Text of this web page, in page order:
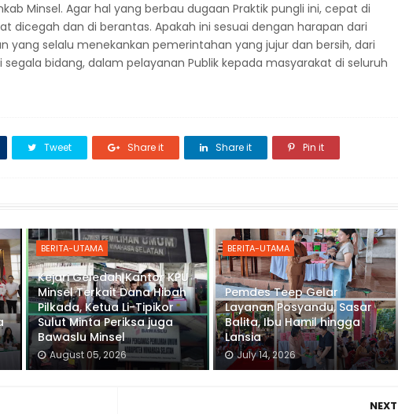
Minsel. Agar hal yang berbau dugaan Praktik pungli ini, cepat di
dicegah dan di berantas. Apakah ini sesuai dengan harapan dari
yang selalu menekankan pemerintahan yang jujur dan bersih, dari
segala bidang, dalam pelayanan Publik kepada masyarakat di seluruh
Tweet Share it Share it Pin it
BERITA-UTAMA
Kejari Geledah Kantor KPU
Minsel Terkait Dana Hibah
Pilkada, Ketua Li-Tipikor
Sulut Minta Periksa juga
Bawaslu Minsel
August 05, 2026
BERITA-UTAMA
Pemdes Teep Gelar
Layanan Posyandu, Sasar
Balita, Ibu Hamil hingga
Lansia
July 14, 2026
NEXT